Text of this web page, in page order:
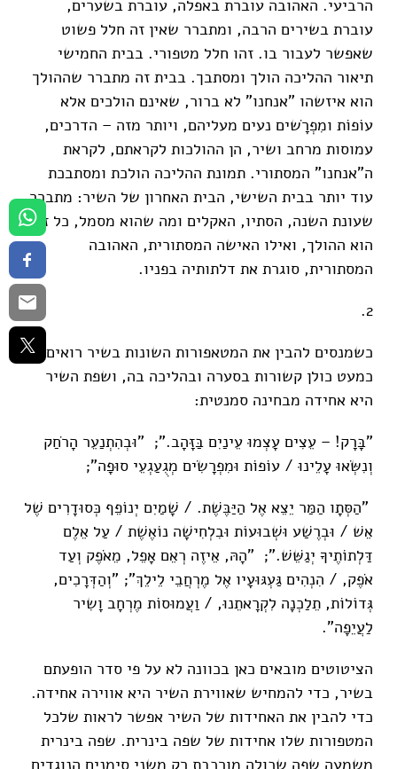
הרביעי. האהובה עוברת באפלה, עוברת בשערים,
עוברת בשירים הרבה, ומתברר שאין זה חלל פשוט
שאפשר לעבור בו. זהו חלל מטפורי. בבית החמישי
תיאור ההליכה הולך ומסתבך. בבית זה מתברר שההולך
הוא איזשהו "אנחנו" לא ברור, שאינם הולכים אלא
עוֹפוֹת ומִפְרָֹשים נעים מעליהם, ויותר מזה – הדרכים,
עמוסות מרחב ושיר, הן ההולכות לקראתם, לקראת
ה"אנחנו" המסתורי. תמונת ההליכה הולכת ומסתבכת
עוד יותר בבית השישי, הבית האחרון של השיר: מתברר
שעונת השנה, הסתיו, האקלים ומה שהוא מסמל, כל זה
הוא ההולך, ואילו האישה המסתורית, האהובה
המסתורית, סוגרת את דלתותיה בפניו.
2.
כשמנסים להבין את המטאפורות השונות בשיר רואים כי
כמעט כולן קשורות בסערה ובהליכה בה, ושפת השיר
היא אחידה מבחינה סמנטית:
"בָּרָק! – עֵצִים עָצְמוּ עֵינַיִם בַּזָּהָב."; "וּבְהִתְנַעֵר הָרֹחַק
וְנִשְּׂאוּ עָלֵינוּ / עוֹפוֹת וּמִפְרָשִׂים מְגֻעַגְעֵי סוּפָה";
"הַסְּתָו הַמַּר יֵצֵא אֶל הַיַּבֶּשֶׁת. / שָׁמַיִם יְנוֹפֵף כְּסוּדָרִים שֶׁל
אֵשׁ / וּבְרֶשַׁע וּשְׁבוּעוֹת וּבִלְחִישָׁה נוֹאֶשֶׁת / עַל אֵלֶם
דַּלְתוֹתֶיךָ יְגַשֵּׁשׁ."; "הָהּ, אֵיזֶה רְאֵם אָפֵל, מֵאֹפֶק וְעַד
אֹפֶק, / הִנְהִים גַּעְגּוּעָיו אֶל מֶרְחֲבֵי לֵילֵךְ"; "וְהַדְּרָכִים,
גְּדוֹלוֹת, תֵלַכְנָה לִקְרָאתֵנוּ, / וַעֲמוּסוֹת מֶרְחָב וָשִיר
לַעֲיֵפָה".
הציטוטים מובאים כאן בכוונה לא על פי סדר הופעתם
בשיר, כדי להמחיש שאווירת השיר היא אווירה אחידה.
כדי להבין את האחידות של השיר אפשר לראות שלכל
המטפורות שלו אחידות של שפה בינרית. שפה בינרית
משמעה שפה שכולה מורכבת רק משני סימנים הנוגדים